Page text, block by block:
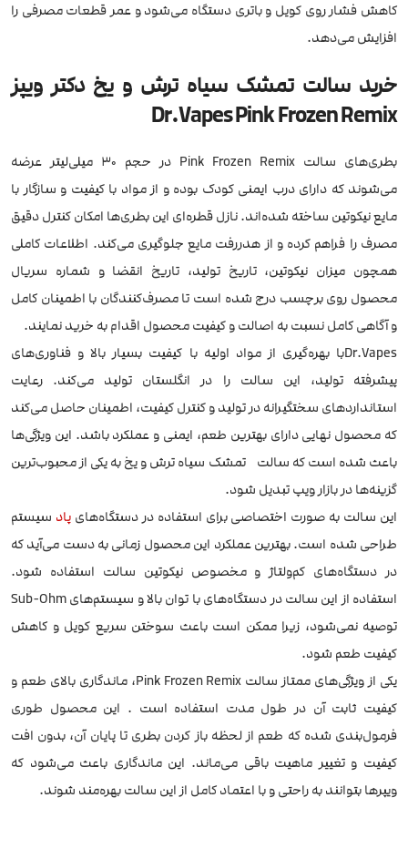
کاهش فشار روی کویل و باتری دستگاه می‌شود و عمر قطعات مصرفی را
افزایش می‌دهد.
خرید سالت تمشک سیاه ترش و یخ دکتر ویپز
Dr.Vapes Pink Frozen Remix
بطری‌های سالت Pink Frozen Remix در حجم ۳۰ میلی‌لیتر عرضه
می‌شوند که دارای درب ایمنی کودک بوده و از مواد با کیفیت و سازگار با
مایع نیکوتین ساخته شده‌اند. نازل قطره‌ای این بطری‌ها امکان کنترل دقیق
مصرف را فراهم کرده و از هدررفت مایع جلوگیری می‌کند. اطلاعات کاملی
همچون میزان نیکوتین، تاریخ تولید، تاریخ انقضا و شماره سریال
محصول روی برچسب درج شده است تا مصرف‌کنندگان با اطمینان کامل
و آگاهی کامل نسبت به اصالت و کیفیت محصول اقدام به خرید نمایند.
Dr.Vapesبا بهره‌گیری از مواد اولیه با کیفیت بسیار بالا و فناوری‌های
پیشرفته تولید، این سالت را در انگلستان تولید می‌کند. رعایت
استانداردهای سختگیرانه در تولید و کنترل کیفیت، اطمینان حاصل می‌کند
که محصول نهایی دارای بهترین طعم، ایمنی و عملکرد باشد. این ویژگی‌ها
باعث شده است که سالت تمشک سیاه ترش و یخ به یکی از محبوب‌ترین
گزینه‌ها در بازار ویپ تبدیل شود.
این سالت به صورت اختصاصی برای استفاده در دستگاه‌هایپاد سیستم
طراحی شده است. بهترین عملکرد این محصول زمانی به دست می‌آید که
در دستگاه‌های کم‌ولتاژ و مخصوص نیکوتین سالت استفاده شود.
استفاده از این سالت در دستگاه‌های با توان بالا و سیستم‌های Sub-Ohm
توصیه نمی‌شود، زیرا ممکن است باعث سوختن سریع کویل و کاهش
کیفیت طعم شود.
یکی از ویژگی‌های ممتاز سالت Pink Frozen Remix، ماندگاری بالای طعم و
کیفیت ثابت آن در طول مدت استفاده است . این محصول طوری
فرمول‌بندی شده که طعم از لحظه باز کردن بطری تا پایان آن، بدون افت
کیفیت و تغییر ماهیت باقی می‌ماند. این ماندگاری باعث می‌شود که
ویپرها بتوانند به راحتی و با اعتماد کامل از این سالت بهره‌مند شوند.